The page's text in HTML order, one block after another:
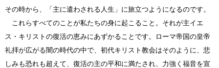
その時から、「主に遣わされる人生」に旅立つようになるのです。
これらすべてのことが私たちの身に起こること。それが主イエ
ス・キリストの復活の恵みにあずかることです。ローマ帝国の皇帝
礼拝が広がる闇の時代の中で、初代キリスト教会はそのように、悲
しみも恐れも超えて、復活の主の平和に満たされ、力強く福音を宣